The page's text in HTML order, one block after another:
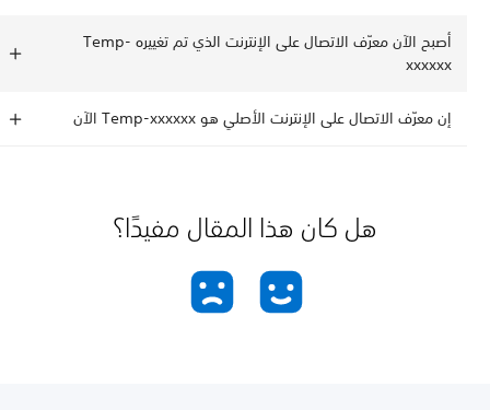
أصبح الآن معرّف الاتصال على الإنترنت الذي تم تغييره Temp-
xxxxxx
إن معرّف الاتصال على الإنترنت الأصلي هو Temp-xxxxxx الآن
هل كان هذا المقال مفيدًا؟